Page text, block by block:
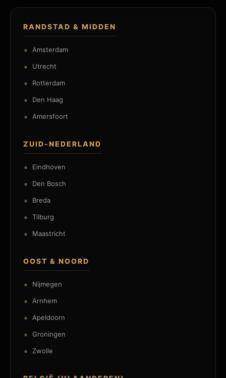
RANDSTAD & MIDDEN
Amsterdam
Utrecht
Rotterdam
Den Haag
Amersfoort
ZUID-NEDERLAND
Eindhoven
Den Bosch
Breda
Tilburg
Maastricht
OOST & NOORD
Nijmegen
Arnhem
Apeldoorn
Groningen
Zwolle